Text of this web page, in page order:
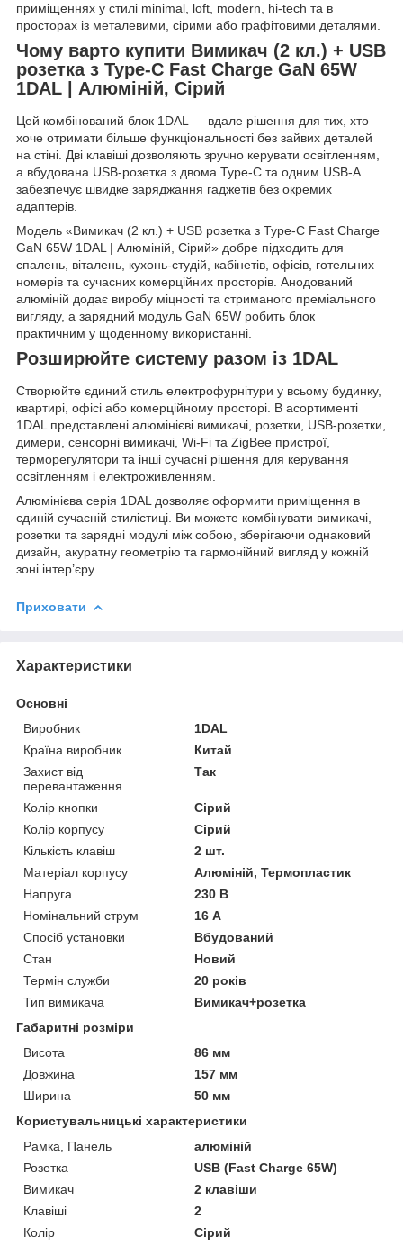
приміщеннях у стилі minimal, loft, modern, hi-tech та в
просторах із металевими, сірими або графітовими деталями.
Чому варто купити Вимикач (2 кл.) + USB
розетка з Type-C Fast Charge GaN 65W
1DAL | Алюміній, Сірий
Цей комбінований блок 1DAL — вдале рішення для тих, хто
хоче отримати більше функціональності без зайвих деталей
на стіні. Дві клавіші дозволяють зручно керувати освітленням,
а вбудована USB-розетка з двома Type-C та одним USB-A
забезпечує швидке заряджання гаджетів без окремих
адаптерів.
Модель «Вимикач (2 кл.) + USB розетка з Type-C Fast Charge
GaN 65W 1DAL | Алюміній, Сірий» добре підходить для
спалень, віталень, кухонь-студій, кабінетів, офісів, готельних
номерів та сучасних комерційних просторів. Анодований
алюміній додає виробу міцності та стриманого преміального
вигляду, а зарядний модуль GaN 65W робить блок
практичним у щоденному використанні.
Розширюйте систему разом із 1DAL
Створюйте єдиний стиль електрофурнітури у всьому будинку,
квартирі, офісі або комерційному просторі. В асортименті
1DAL представлені алюмінієві вимикачі, розетки, USB-розетки,
димери, сенсорні вимикачі, Wi-Fi та ZigBee пристрої,
терморегулятори та інші сучасні рішення для керування
освітленням і електроживленням.
Алюмінієва серія 1DAL дозволяє оформити приміщення в
єдиній сучасній стилістиці. Ви можете комбінувати вимикачі,
розетки та зарядні модулі між собою, зберігаючи однаковий
дизайн, акуратну геометрію та гармонійний вигляд у кожній
зоні інтер’єру.
Приховати
Характеристики
Основні
Виробник
1DAL
Країна виробник
Китай
Захист від
перевантаження
Так
Колір кнопки
Сірий
Колір корпусу
Сірий
Кількість клавіш
2 шт.
Матеріал корпусу
Алюміній, Термопластик
Напруга
230 В
Номінальний струм
16 А
Спосіб установки
Вбудований
Стан
Новий
Термін служби
20 років
Тип вимикача
Вимикач+розетка
Габаритні розміри
Висота
86 мм
Довжина
157 мм
Ширина
50 мм
Користувальницькі характеристики
Рамка, Панель
алюміній
Розетка
USB (Fast Charge 65W)
Вимикач
2 клавіши
Клавіші
2
Колір
Сірий